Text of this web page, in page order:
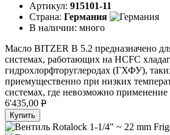
Артикул: 915101-11
Страна: Германия
В наличии: много
Масло BITZER B 5.2 предназначено
системах, работающих на HCFC
гидрохлорфторуглеродах (ГХФУ),
приемущественно при низких
системах, где невозможно применение
6'435,00 P
Купить